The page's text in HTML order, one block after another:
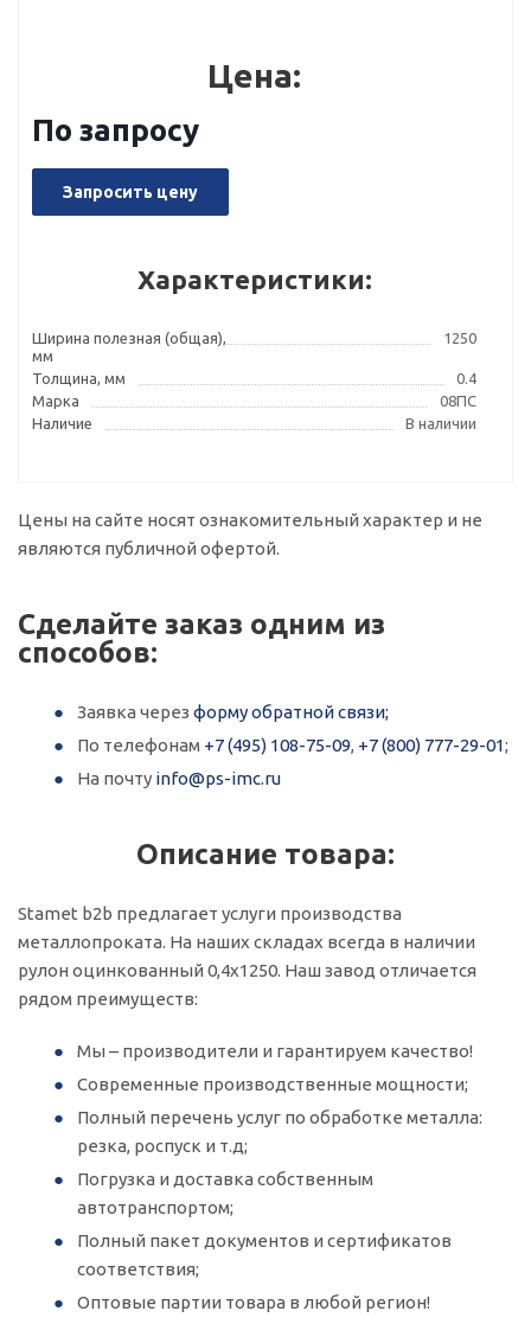
Цена:
По запросу
Запросить цену
Характеристики:
Ширина полезная (общая),
мм
1250
Толщина, мм
0.4
Марка
08ПС
Наличие
В наличии
Цены на сайте носят ознакомительный характер и не
являются публичной офертой.
Сделайте заказ одним из
способов:
Заявка через форму обратной связи;
По телефонам +7 (495) 108-75-09, +7 (800) 777-29-01;
На почту info@ps-imc.ru
Описание товара:
Stamet b2b предлагает услуги производства
металлопроката. На наших складах всегда в наличии
рулон оцинкованный 0,4х1250. Наш завод отличается
рядом преимуществ:
Мы – производители и гарантируем качество!
Современные производственные мощности;
Полный перечень услуг по обработке металла:
резка, роспуск и т.д;
Погрузка и доставка собственным
автотранспортом;
Полный пакет документов и сертификатов
соответствия;
Оптовые партии товара в любой регион!